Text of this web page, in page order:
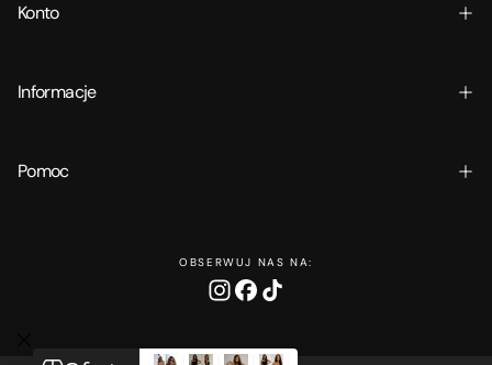
Konto
Informacje
Pomoc
OBSERWUJ NAS NA: